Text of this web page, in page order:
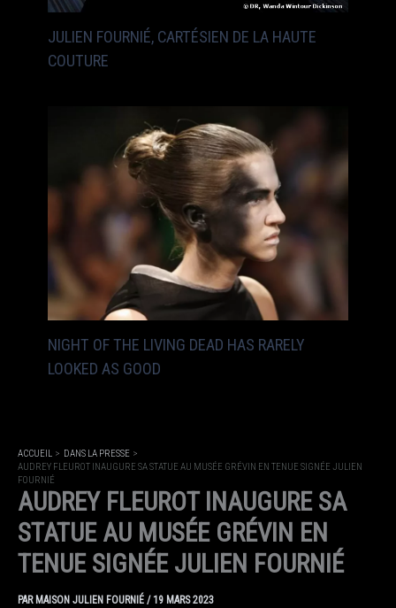
JULIEN FOURNIÉ, CARTÉSIEN DE LA HAUTE
COUTURE
NIGHT OF THE LIVING DEAD HAS RARELY
LOOKED AS GOOD
ACCUEIL
DANS LA PRESSE
AUDREY FLEUROT INAUGURE SA STATUE AU MUSÉE GRÉVIN EN TENUE SIGNÉE JULIEN
FOURNIÉ
AUDREY FLEUROT INAUGURE SA
STATUE AU MUSÉE GRÉVIN EN
TENUE SIGNÉE JULIEN FOURNIÉ
PAR MAISON JULIEN FOURNIÉ /19 MARS 2023